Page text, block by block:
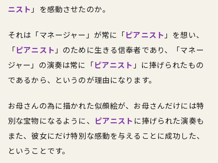
ニスト 」を感動させたのか。
それは「マネージャー」が常に「ピアニスト 」を想い、
「ピアニスト 」のために生きる信奉者であり、「マネー
ジャー」の演奏は常に「ピアニスト 」に捧げられたもの
であるから、というのが理由になります。
お母さんの為に描かれた似顔絵が、お母さんだけには特
別な宝物になるように、
ピアニスト に捧げられた演奏も
また、彼女にだけ特別な感動を与えることに成功した、
ということです。